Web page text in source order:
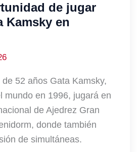
de jugar
Kamsky en
52 años Gata Kamsky,
mundo en 1996, jugará en
de Ajedrez Gran
donde también
de simultáneas.